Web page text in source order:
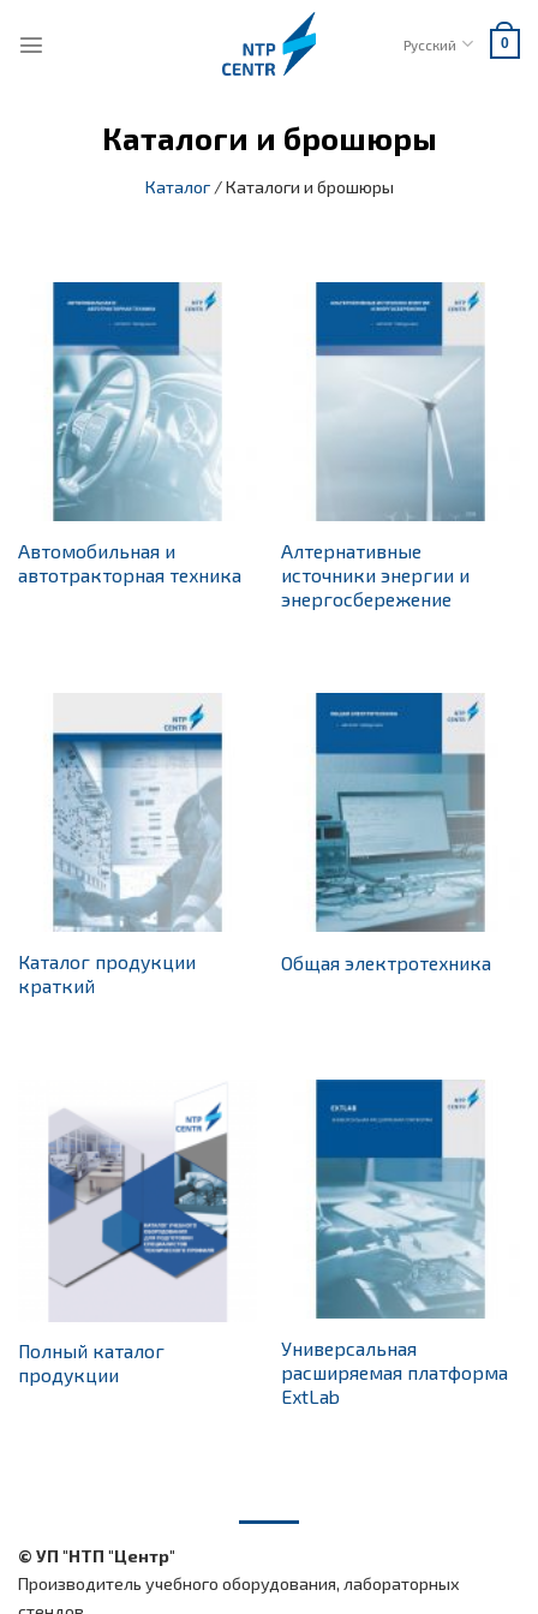
Русский 0
Каталоги и брошюры
Каталог /Каталоги и брошюры
Автомобильная и
автотракторная техника
Алтернативные
источники энергии и
энергосбережение
Каталог продукции
краткий
Общая электротехника
Полный каталог
продукции
Универсальная
расширяемая платформа
ExtLab
© УП "НТП "Центр"
Производитель учебного оборудования, лабораторных